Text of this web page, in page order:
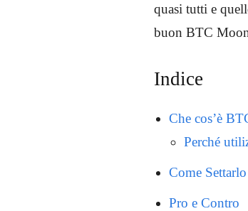
quasi tutti e
buon BTC
Indice
Che cos’è
Perché
Come Settarlo
Pro e Contro